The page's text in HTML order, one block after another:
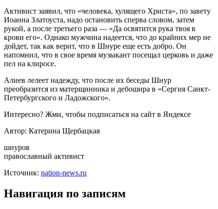
Активист заявил, что «человека, хулящего Христа», по завету
Иоанна Златоуста, надо остановить сперва словом, затем
рукой, а после третьего раза — «Да освятится рука твоя в
крови его». Однако мужчина надеется, что до крайних мер не
дойдет, так как верит, что в Шнуре еще есть добро. Он
напомнил, что в свое время музыкант посещал церковь и даже
пел на клиросе.
Алиев лелеет надежду, что после их беседы Шнур
преобразится из матерщинника и дебошира в «Сергия Санкт-
Петербургского и Ладожского».
Интересно? Жми, чтобы подписаться на сайт в Яндексе
Автор: Катерина Щербацкая
шнуров
православный активист
Источник: nation-news.ru
Навигация по записям